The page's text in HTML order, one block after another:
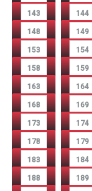
143 144
148 149
153 154
158 159
163 164
168 169
173 174
178 179
183 184
188 189